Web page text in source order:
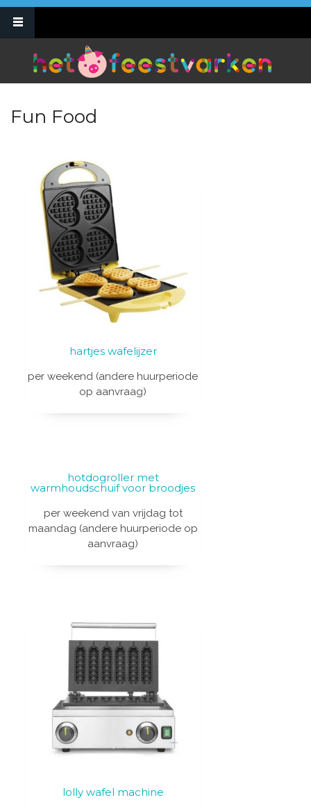
Overslaan en naar de inhoud gaan
0495 10 69 47
Fun Food
hartjes wafelijzer
per weekend (andere huurperiode
op aanvraag)
hotdogroller met
warmhoudschuif voor broodjes
per weekend van vrijdag tot
maandag (andere huurperiode op
aanvraag)
lolly wafel machine